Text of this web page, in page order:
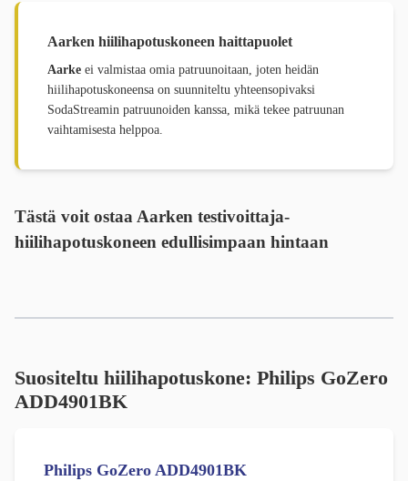
Aarken hiilihapotuskoneen haittapuolet
Aarke ei valmistaa omia patruunoitaan, joten heidän
hiilihapotuskoneensa on suunniteltu yhteensopivaksi
SodaStreamin patruunoiden kanssa, mikä tekee patruunan
vaihtamisesta helppoa.
Tästä voit ostaa Aarken testivoittaja-
hiilihapotuskoneen edullisimpaan hintaan
Suositeltu hiilihapotuskone: Philips GoZero
ADD4901BK
Philips GoZero ADD4901BK